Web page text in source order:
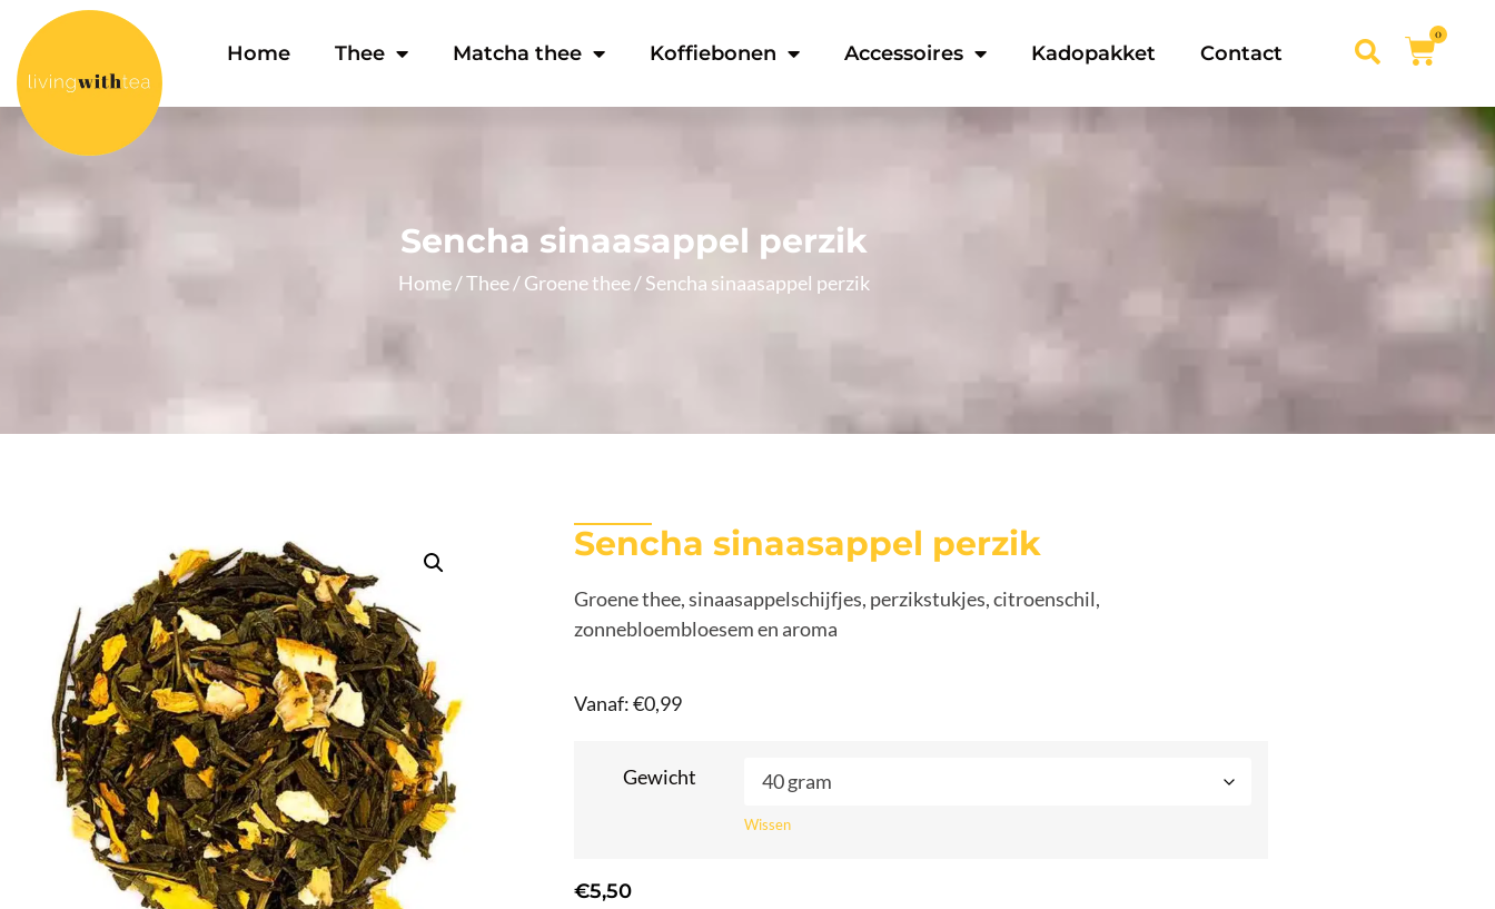
Home Thee Matcha thee Koffiebonen Accessoires Kadopakket Contact
0
Sencha sinaasappel perzik
Home/Thee/Groene thee/ Sencha sinaasappel perzik
Sencha sinaasappel perzik
Groene thee, sinaasappelschijfjes, perzikstukjes, citroenschil,
zonnebloembloesem en aroma
Vanaf:€0,99
Gewicht
Wissen
€5,50